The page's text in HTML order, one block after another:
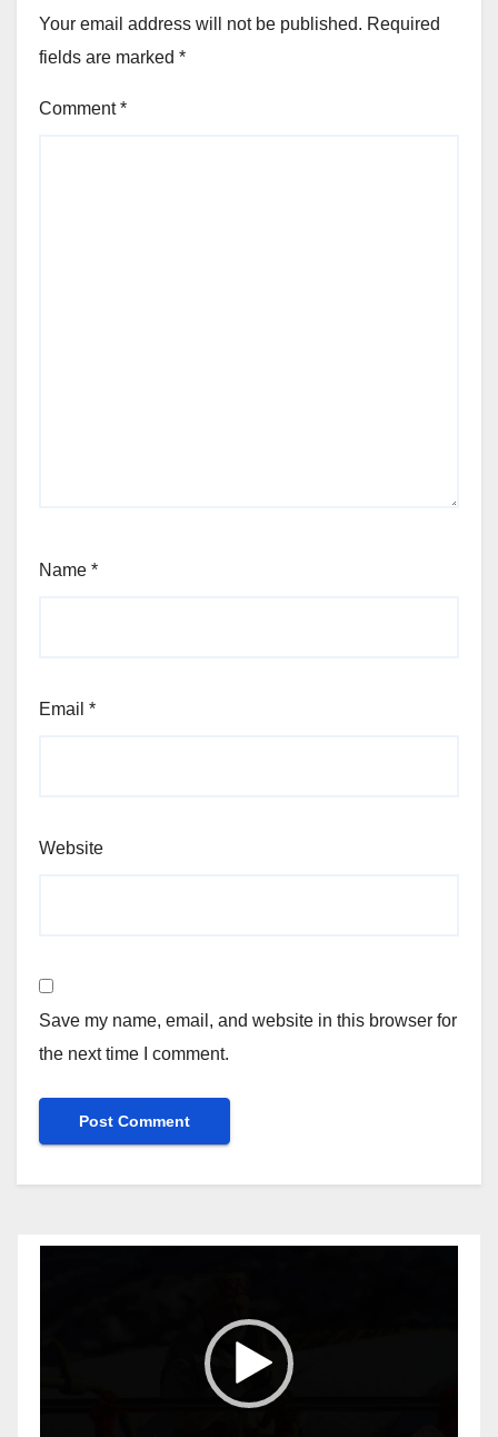
Your email address will not be published. Required
fields are marked *
Comment*
Name *
Email *
Website
Save my name, email, and website in this browser for
the next time I comment.